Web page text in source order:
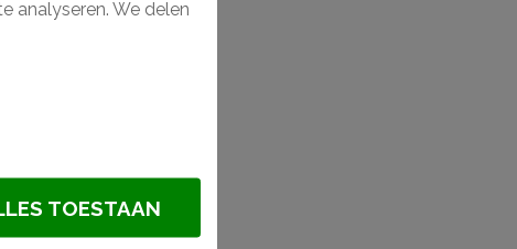
analyseren. We delen
TOESTAAN